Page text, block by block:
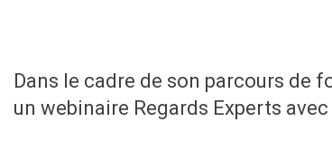
Dans le cadre de son parcours de
un webinaire Regards Experts avec